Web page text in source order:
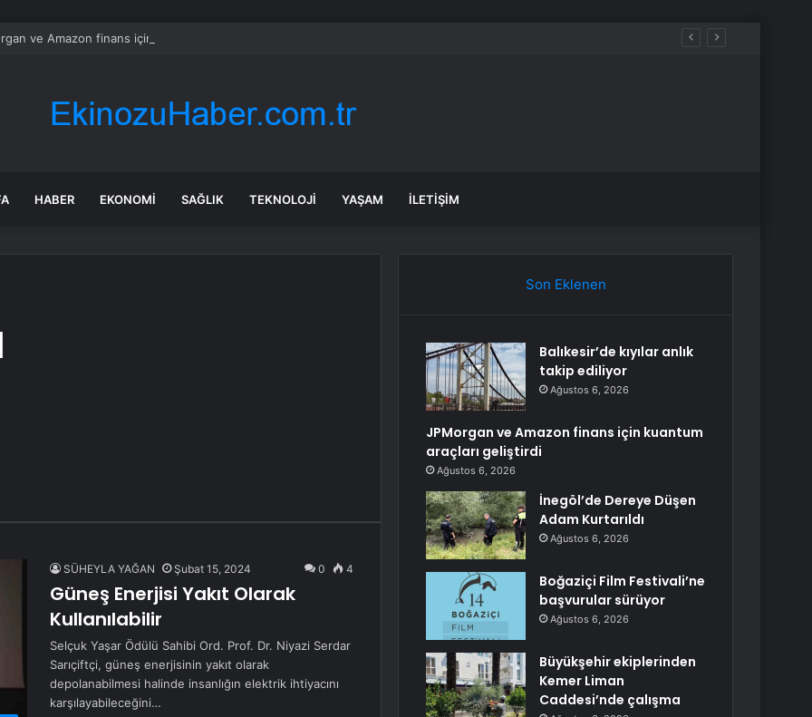
ve Amazon finans için kuantum araçları geliştirdi
HABER EKONOMI SAĞLIK TEKNOLOJI YAŞAM İLETIŞIM
SÜHEYLA YAĞAN Şubat 15, 2024 0 4
Güneş Enerjisi Yakıt Olarak
Kullanılabilir
Selçuk Yaşar Ödülü Sahibi Ord. Prof. Dr. Niyazi Serdar
Sarıçiftçi, güneş enerjisinin yakıt olarak
depolanabilmesi halinde insanlığın elektrik ihtiyacını
karşılayabileceğini…
Son Eklenen
Balıkesir’de kıyılar anlık
takip ediliyor
Ağustos 6, 2026
JPMorgan ve Amazon finans için kuantum
araçları geliştirdi
Ağustos 6, 2026
İnegöl’de Dereye Düşen
Adam Kurtarıldı
Ağustos 6, 2026
Boğaziçi Film Festivali’ne
başvurular sürüyor
Ağustos 6, 2026
Büyükşehir ekiplerinden
Kemer Liman
Caddesi’nde çalışma